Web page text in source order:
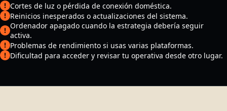
Cortes de luz o pérdida de conexión doméstica.
Reinicios inesperados o actualizaciones del sistema.
Ordenador apagado cuando la estrategia debería seguir
activa.
Problemas de rendimiento si usas varias plataformas.
Dificultad para acceder y revisar tu operativa desde otro lugar.